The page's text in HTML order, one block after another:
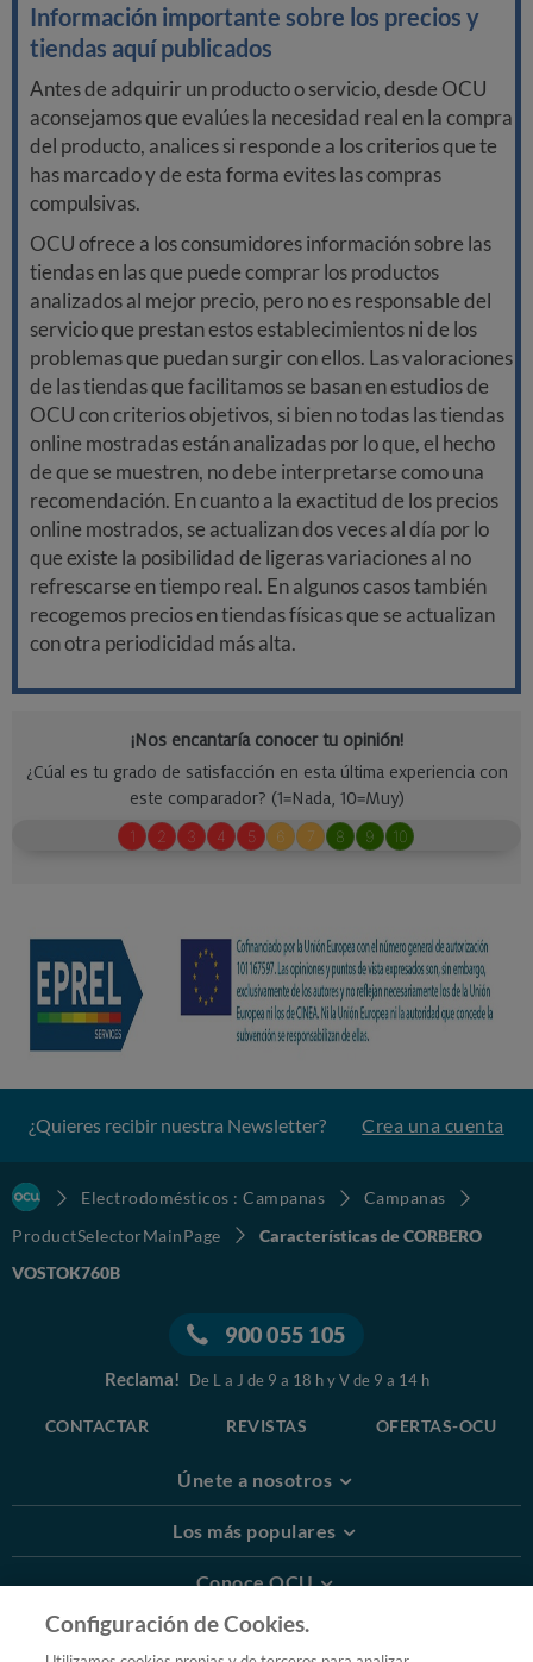
Información importante sobre los precios y
tiendas aquí publicados
Antes de adquirir un producto o servicio, desde OCU
aconsejamos que evalúes la necesidad real en la compra
del producto, analices si responde a los criterios que te
has marcado y de esta forma evites las compras
compulsivas.
OCU ofrece a los consumidores información sobre las
tiendas en las que puede comprar los productos
analizados al mejor precio, pero no es responsable del
servicio que prestan estos establecimientos ni de los
problemas que puedan surgir con ellos. Las valoraciones
de las tiendas que facilitamos se basan en estudios de
OCU con criterios objetivos, si bien no todas las tiendas
online mostradas están analizadas por lo que, el hecho
de que se muestren, no debe interpretarse como una
recomendación. En cuanto a la exactitud de los precios
online mostrados, se actualizan dos veces al día por lo
que existe la posibilidad de ligeras variaciones al no
refrescarse en tiempo real. En algunos casos también
recogemos precios en tiendas físicas que se actualizan
con otra periodicidad más alta.
¿Quieres recibir nuestra Newsletter? Crea una cuenta
Electrodomésticos : Campanas
Campanas
ProductSelectorMainPage
Características de CORBERO
VOSTOK760B
900 055 105
Reclama! De L a J de 9 a 18 h y V de 9 a 14 h
CONTACTAR REVISTAS OFERTAS-OCU
Únete a nosotros
Los más populares
Conoce OCU
Más Información
Configuración de Cookies.